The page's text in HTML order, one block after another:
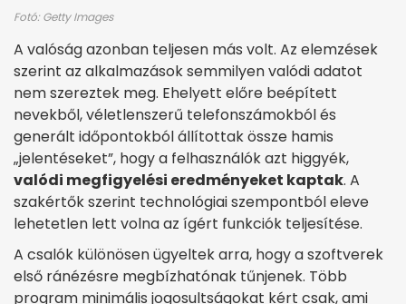
Fotó: Getty Images
A valóság azonban teljesen más volt. Az elemzések
szerint az alkalmazások semmilyen valódi adatot
nem szereztek meg. Ehelyett előre beépített
nevekből, véletlenszerű telefonszámokból és
generált időpontokból állítottak össze hamis
„jelentéseket”, hogy a felhasználók azt higgyék,
valódi megfigyelési eredményeket kaptak. A
szakértők szerint technológiai szempontból eleve
lehetetlen lett volna az ígért funkciók teljesítése.
A csalók különösen ügyeltek arra, hogy a szoftverek
első ránézésre megbízhatónak tűnjenek. Több
program minimális jogosultságokat kért csak, ami